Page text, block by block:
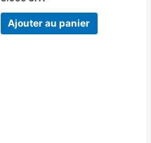
Ajouter au panier